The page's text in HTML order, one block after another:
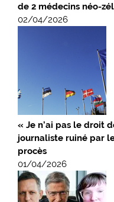
de 2 médecins néo-
02/04/2026
« Je n’ai pas le droit
journaliste ruiné par
procès
01/04/2026